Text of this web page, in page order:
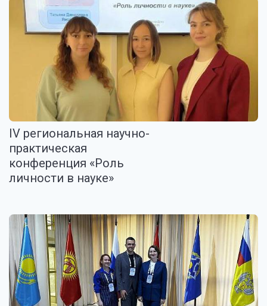
IV региональная научно-
практическая
конференция «Роль
личности в науке»